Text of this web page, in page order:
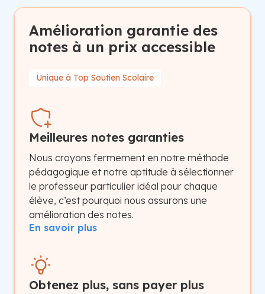
Amélioration garantie des
notes à un prix accessible
Unique à Top Soutien Scolaire
Meilleures notes garanties
Nous croyons fermement en notre méthode
pédagogique et notre aptitude à sélectionner
le professeur particulier idéal pour chaque
élève, c’est pourquoi nous assurons une
amélioration des notes.
En savoir plus
Obtenez plus, sans payer plus